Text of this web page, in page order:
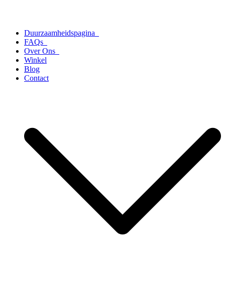
Duurzaamheidspagina
FAQs
Over Ons
Winkel
Blog
Contact